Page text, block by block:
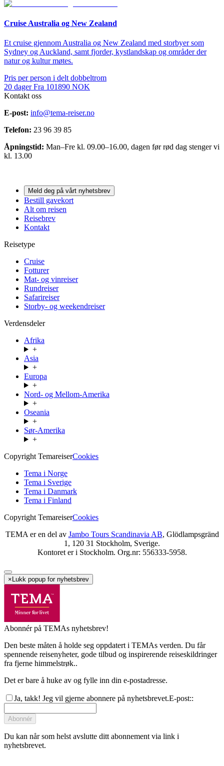
Cruise Australia og New Zealand
Et cruise gjennom Australia og New Zealand med storbyer som
Sydney og Auckland, samt fjorder, kystlandskap og områder der
natur og kultur møtes.
Pris per person i delt dobbeltrom
20 dager Fra 101890 NOK
Kontakt oss
E-post: info@tema-reiser.no
Telefon: 23 96 39 85
Åpningstid: Man–Fre kl. 09.00–16.00, dagen før rød dag stenger vi
kl. 13.00
Meld deg på vårt nyhetsbrev
Bestill gavekort
Alt om reisen
Reisebrev
Kontakt
Reisetype
Cruise
Fotturer
Mat- og vinreiser
Rundreiser
Safarireiser
Storby- og weekendreiser
Verdensdeler
Afrika
+
Asia
+
Europa
+
Nord- og Mellom-Amerika
+
Oseania
+
Sør-Amerika
+
Copyright TemareiserCookies
Tema i Norge
Tema i Sverige
Tema i Danmark
Tema i Finland
Copyright TemareiserCookies
TEMA er en del av Jambo Tours Scandinavia AB, Glödlampsgränd
1, 120 31 Stockholm, Sverige.
Kontoret er i Stockholm. Org.nr: 556333-5958.
× Lukk popup for nyhetsbrev
Abonnér på TEMAs nyhetsbrev!
Den beste måten å holde seg oppdatert i TEMAs verden. Du får
spennende reisenyheter, gode tilbud og inspirerende reiseskildringer
fra fjerne himmelstrøk..
Det er bare å huke av og fylle inn din e-postadresse.
Ja, takk! Jeg vil gjerne abonnere på nyhetsbrevet.E-post::
Abonnér
Du kan når som helst avslutte ditt abonnement via link i
nyhetsbrevet.